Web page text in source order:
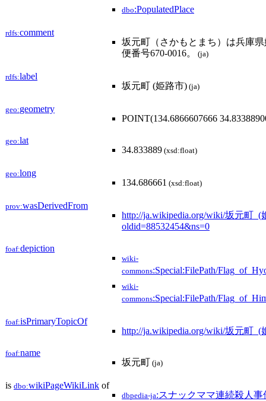
dbo:PopulatedPlace
rdfs:comment
坂元町（さかもとまち）は兵庫
便番号670-0016。
(ja)
rdfs:label
坂元町 (姫路市) (ja)
geo:geometry
POINT(134.6866607666
geo:lat
34.833889 (xsd:float)
geo:long
134.686661 (xsd:float)
prov:wasDerivedFrom
http://ja.wikipedia.org/wiki/坂元町_(
oldid=88532454&ns=0
foaf:depiction
wiki-
commons:Special:FilePath/
wiki-
commons:Special:FilePath/
foaf:isPrimaryTopicOf
http://ja.wikipedia.org/wiki/坂元町_(
foaf:name
坂元町 (ja)
is dbo:wikiPageWikiLink of
dbpedia-ja:スナックママ連続殺人事